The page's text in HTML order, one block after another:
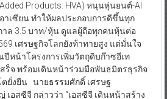
Products: HVA) หนุนหุ่นยนต์-AI
าเซียน ทำให้ผลประกอบการดีขึ้นทุก
าล 3.5 บาท/หุ้น ดูแลผู้ถือทุกคนหุ้นต่อ
เศรษฐกิจโลกยังท้าทายสูง แต่มั่นใจ
ปีหน้าโครงการเพิ่มวัตถุดิบก๊าซอีเท
ร็จ พร้อมเดินหน้าร่วมมือพันธมิตรธุรกิจ
ตยั่งยืน นายธรรมศักดิ์ เศรษฐ
เอสซีจี กล่าวว่า “เอสซีจี เดินหน้าสร้าง